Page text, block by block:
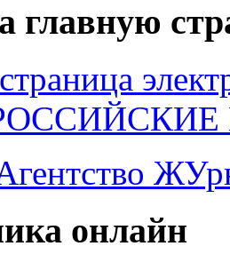
главную
онлайн